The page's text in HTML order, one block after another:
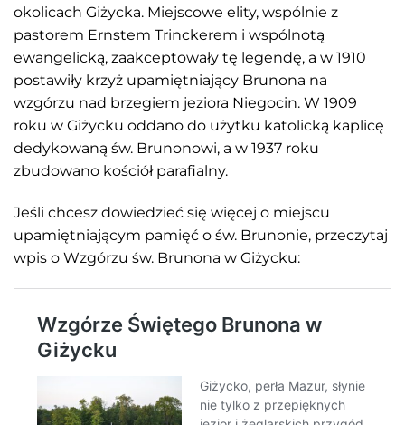
okolicach Giżycka. Miejscowe elity, wspólnie z
pastorem Ernstem Trinckerem i wspólnotą
ewangelicką, zaakceptowały tę legendę, a w 1910
postawiły krzyż upamiętniający Brunona na
wzgórzu nad brzegiem jeziora Niegocin. W 1909
roku w Giżycku oddano do użytku katolicką kaplicę
dedykowaną św. Brunonowi, a w 1937 roku
zbudowano kościół parafialny.
Jeśli chcesz dowiedzieć się więcej o miejscu
upamiętniającym pamięć o św. Brunonie, przeczytaj
wpis o Wzgórzu św. Brunona w Giżycku: